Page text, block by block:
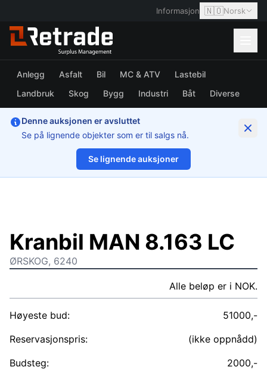
Informasjon 🇳🇴Norsk
Anlegg Asfalt Bil MC & ATV
Lastebil
Landbruk
Skog Bygg Industri Båt Diverse
Denne auksjonen er avsluttet
Se på lignende objekter som er til salgs nå.
Se lignende auksjoner
1/16
Kranbil MAN 8.163 LC
ØRSKOG, 6240
Alle beløp er i NOK.
Høyeste bud:
51000,-
Reservasjonspris:
(ikke oppnådd)
Budsteg:
2000,-